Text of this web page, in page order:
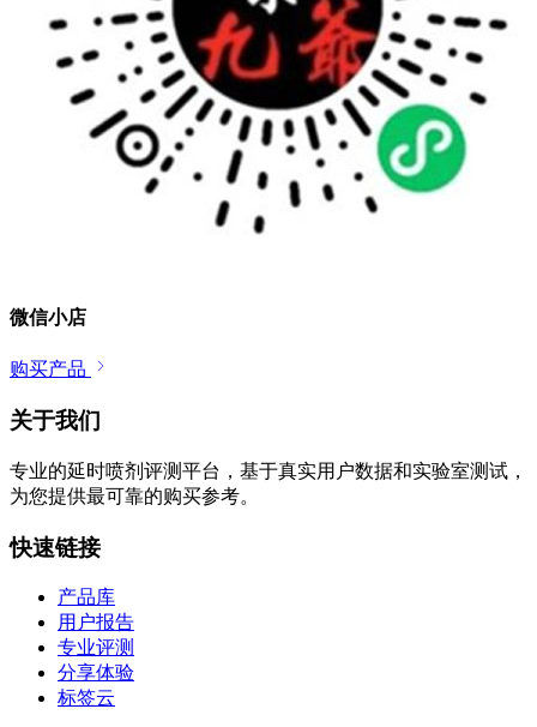
微信小店
购买产品
关于我们
专业的延时喷剂评测平台，基于真实用户数据和实验室测试，
为您提供最可靠的购买参考。
快速链接
产品库
用户报告
专业评测
分享体验
标签云